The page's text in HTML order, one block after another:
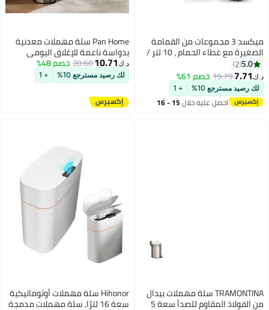
ميكسد 3 مجموعات من القمامة
الصغيرة مع غطاء الحمام ، 10 لتر /
2.6 غالون من القمامة رقيقة ، مع
غطاء المنبثقة ، تنطبق على غرفة
نوم ، مكتب ، مطبخ ، غرفة العمليات
، ومناسبة لوضع الجدول / مجلس
الوزراء / بالوعة
5.0
2
د.ك‏7.71
19.79خصم 61%
لك رصيد مسترجع 10% + 1
احصل عليه خلال 15 - 16
Pan Home سلة مهملات معدنية
بدواسة ناعمة للإغلاق اليومي
36X30.2X62.5 سم 30 لتر - كروم
د.ك‏10.71
20.60خصم 48%
لك رصيد مسترجع 10% + 1
TRAMONTINA سلة مهملات بيدال
من الفولاذ المقاوم للصدأ سعة 5
Hihonor سلة مهملات أوتوماتيكية
سعة 16 لترًا، سلة مهملات مدمجة